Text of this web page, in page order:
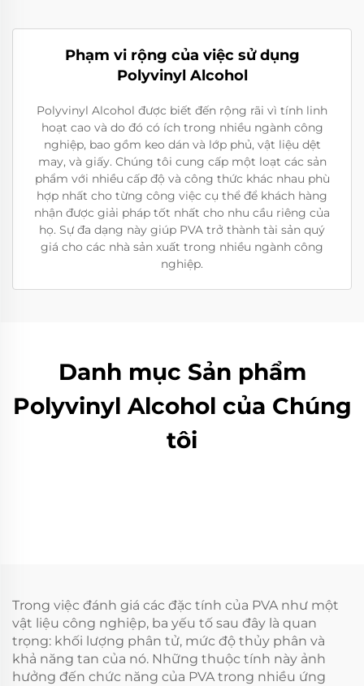
Phạm vi rộng của việc sử dụng
Polyvinyl Alcohol
Polyvinyl Alcohol được biết đến rộng rãi vì tính linh
hoạt cao và do đó có ích trong nhiều ngành công
nghiệp, bao gồm keo dán và lớp phủ, vật liệu dệt
may, và giấy. Chúng tôi cung cấp một loạt các sản
phẩm với nhiều cấp độ và công thức khác nhau phù
hợp nhất cho từng công việc cụ thể để khách hàng
nhận được giải pháp tốt nhất cho nhu cầu riêng của
họ. Sự đa dạng này giúp PVA trở thành tài sản quý
giá cho các nhà sản xuất trong nhiều ngành công
nghiệp.
Danh mục Sản phẩm
Polyvinyl Alcohol của Chúng
tôi
Trong việc đánh giá các đặc tính của PVA như một
vật liệu công nghiệp, ba yếu tố sau đây là quan
trọng: khối lượng phân tử, mức độ thủy phân và
khả năng tan của nó. Những thuộc tính này ảnh
hưởng đến chức năng của PVA trong nhiều ứng